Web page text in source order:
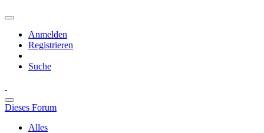
Anmelden
Registrieren
Suche
Dieses Forum
Alles